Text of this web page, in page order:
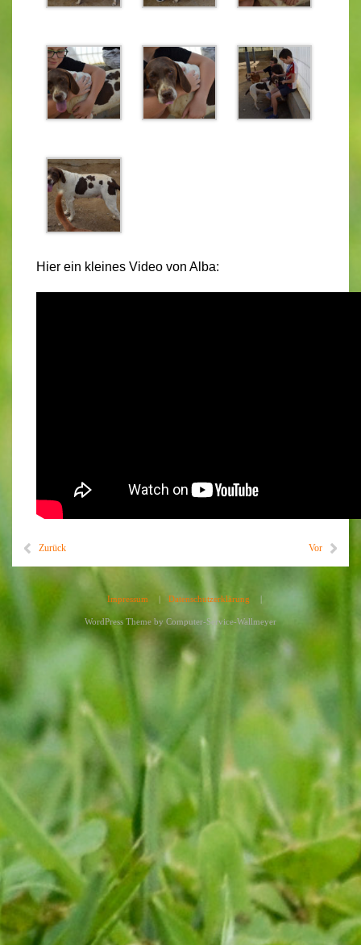
Hier ein kleines Video von Alba:
Zurück Vor
Impressum | Datenschutzerklärung |
WordPress Theme by Computer-Service-Wallmeyer